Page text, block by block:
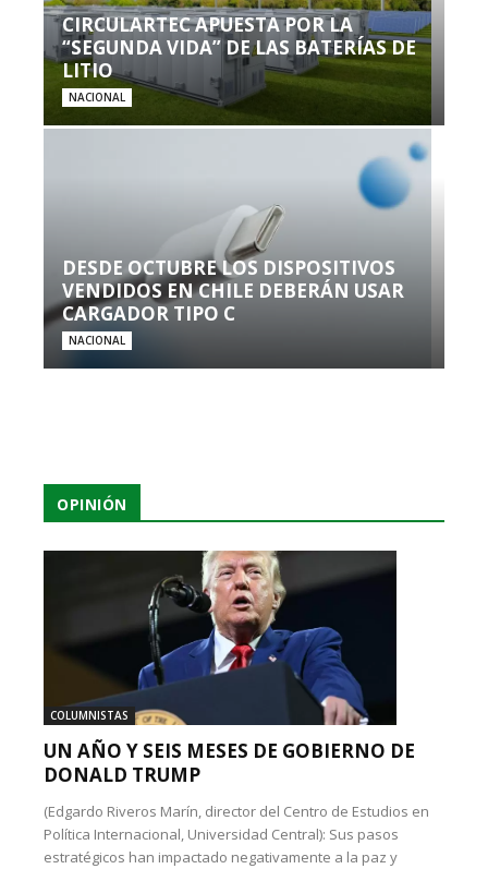
CIRCULARTEC APUESTA POR LA
“SEGUNDA VIDA” DE LAS BATERÍAS DE
LITIO
NACIONAL
DESDE OCTUBRE LOS DISPOSITIVOS
VENDIDOS EN CHILE DEBERÁN USAR
CARGADOR TIPO C
NACIONAL
OPINIÓN
COLUMNISTAS
UN AÑO Y SEIS MESES DE GOBIERNO DE
DONALD TRUMP
(Edgardo Riveros Marín, director del Centro de Estudios en
Política Internacional, Universidad Central): Sus pasos
estratégicos han impactado negativamente a la paz y